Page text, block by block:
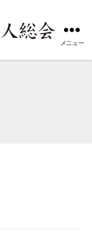
メニュー